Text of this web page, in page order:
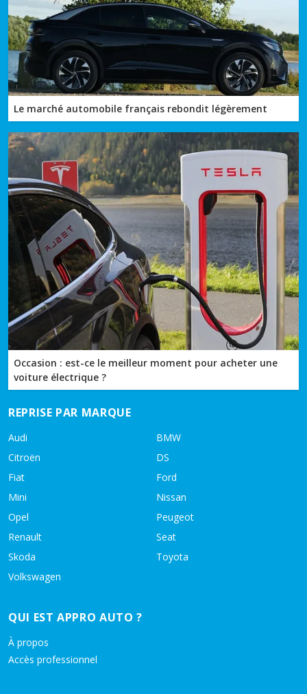
Le marché automobile français rebondit légèrement
Occasion : est-ce le meilleur moment pour acheter une
voiture électrique ?
REPRISE PAR MARQUE
Audi
BMW
Citroën
DS
Fiat
Ford
Mini
Nissan
Opel
Peugeot
Renault
Seat
Skoda
Toyota
Volkswagen
QUI EST APPRO AUTO ?
À propos
Accès professionnel